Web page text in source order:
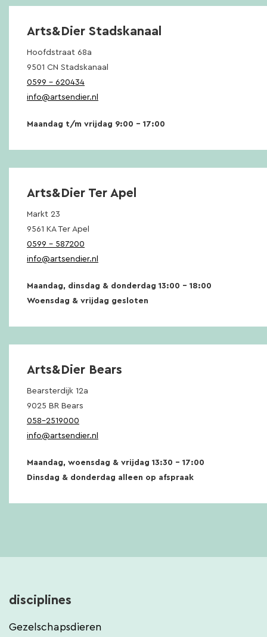
Arts&Dier Stadskanaal
Hoofdstraat 68a
9501 CN Stadskanaal
0599 – 620434
info@artsendier.nl
Maandag t/m vrijdag 9:00 – 17:00
Arts&Dier Ter Apel
Markt 23
9561 KA Ter Apel
0599 – 587200
info@artsendier.nl
Maandag, dinsdag & donderdag 13:00 – 18:00
Woensdag & vrijdag gesloten
Arts&Dier Bears
Bearsterdijk 12a
9025 BR Bears
058-2519000
info@artsendier.nl
Maandag, woensdag & vrijdag 13:30 – 17:00
Dinsdag & donderdag alleen op afspraak
disciplines
Gezelschapsdieren